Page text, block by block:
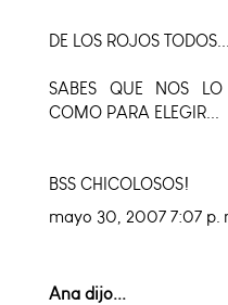
DE LOS ROJOS
SABES QUE NOS LO
COMO PARA ELEGIR...
BSS CHICOLOSOS!
mayo 30, 2007 7:07 p.
Ana dijo...